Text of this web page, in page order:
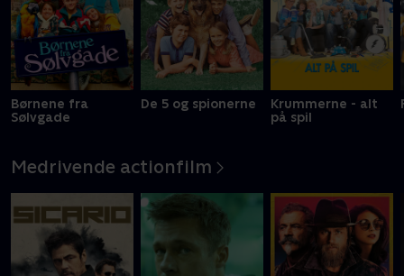
Børnene fra
Sølvgade
De 5 og spionerne
Krummerne - alt
på spil
Medrivende actionfilm